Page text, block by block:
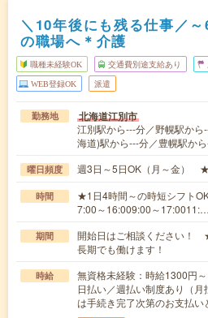
＼10年後にも残る仕事／
の職場へ＊介護
職種未経験OK 交通費別途支給あり
WEB登録OK 派遣
勤務地 北海道江別市
江別駅から---分／野幌駅か
海道)駅から---分／豊幌駅か
曜日頻度 週3日～5日OK（月～金）
時間
★1日4時間～の時短シフト
7:00～16:009:00～17:0011:…
期間
開始日はご相談ください！
長期でも働けます！
時給
無資格未経験：時給1300
日払い／週払い制度あり（
は手続き完了次第のお支払い